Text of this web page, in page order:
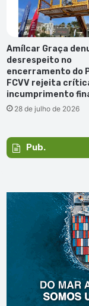
Amílcar Graça
desrespeito no
encerramento do
FCVV rejeita
incumprimento
28 de julho de 2026
Pub.